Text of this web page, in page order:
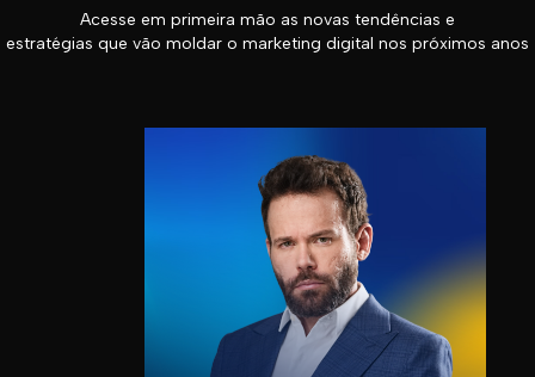
Acesse em primeira mão as novas tendências e
estratégias que vão moldar o marketing digital nos próximos anos